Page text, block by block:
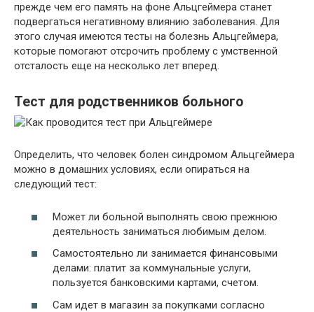
прежде чем его память на фоне Альцгеймера станет
подвергаться негативному влиянию заболевания. Для
этого случая имеются тесты на болезнь Альцгеймера,
которые помогают отсрочить проблему с умственной
отсталость еще на несколько лет вперед.
Тест для родственников больного
Определить, что человек болен синдромом Альцгеймера
можно в домашних условиях, если опираться на
следующий тест:
Может ли больной выполнять свою прежнюю
деятельность заниматься любимым делом.
Самостоятельно ли занимается финансовыми
делами: платит за коммунальные услуги,
пользуется банковскими картами, счетом.
Сам идет в магазин за покупками согласно